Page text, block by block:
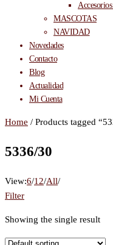
MASCOTAS
NAVIDAD
Novedades
Contacto
Blog
Actualidad
Mi Cuenta
Home / Products tagged
5336/30
View:6/12/All/
Filter
Showing the single result